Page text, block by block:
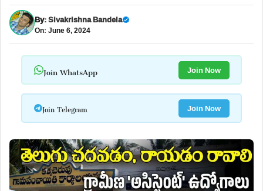
By:Sivakrishna Bandela
On: June 6, 2024
Join WhatsApp Join Now
Join Telegram Join Now